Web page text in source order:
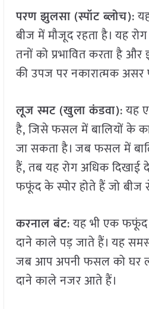
परण झुलसा (स्पॉट ब्लोच):
बीज में मौजूद रहता है। यह
तनों को प्रभावित करता है
की उपज पर नकारात्मक असर
लूज स्मट (खुला कंडवा): यह
है, जिसे फसल में बालियों के
जा सकता है। जब फसल में
हैं, तब यह रोग अधिक दिखाई
फफूंद के स्पोर होते हैं जो
करनाल बंट: यह भी एक फफूंद
दाने काले पड़ जाते हैं। यह
जब आप अपनी फसल को घर
दाने काले नजर आते हैं।